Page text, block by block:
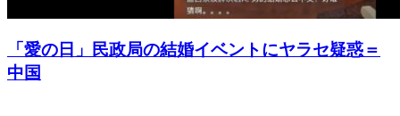
「愛の日」民政局の結婚イベントにヤラセ疑惑＝
中国